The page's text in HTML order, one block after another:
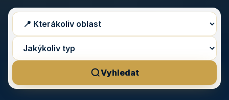
Vyhledat